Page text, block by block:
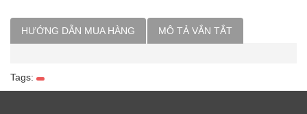
HƯỚNG DẪN MUA HÀNG MÔ TẢ VẮN TẮT
Tags: